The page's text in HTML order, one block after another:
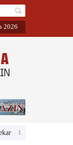
2026
Bemutatta 2024/25-